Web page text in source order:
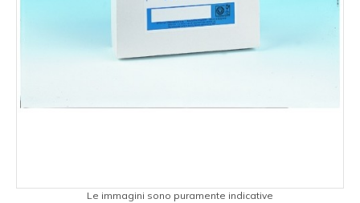
Le immagini sono puramente indicative